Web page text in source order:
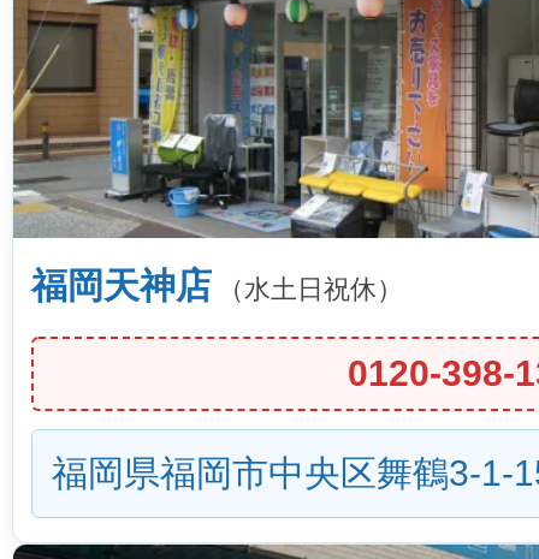
福岡天神店 （水土日祝休）
0120-398-
福岡県福岡市中央区舞鶴3-1-